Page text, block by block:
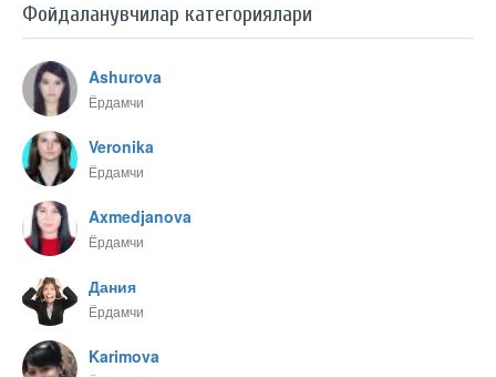
Фойдаланувчилар категориялари
Ashurova
Ёрдамчи
Veronika
Ёрдамчи
Axmedjanova
Ёрдамчи
Дания
Ёрдамчи
Karimova